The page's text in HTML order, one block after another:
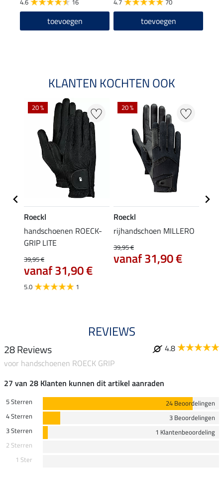
4.6 16
toevoegen
4.7 70
toevoegen
KLANTEN KOCHTEN OOK
20 %
Roeckl
handschoenen ROECK-
GRIP LITE
39,95 €
vanaf 31,90 €
5.0 1
20 %
Roeckl
rijhandschoen MILLERO
39,95 €
vanaf 31,90 €
REVIEWS
28 Reviews
4.8
voor handschoenen ROECK GRIP
27 van 28 Klanten kunnen dit artikel aanraden
5 Sterren
24 Beoordelingen
4 Sterren
3 Beoordelingen
3 Sterren
1 Klantenbeoordeling
2 Sterren
1 Ster